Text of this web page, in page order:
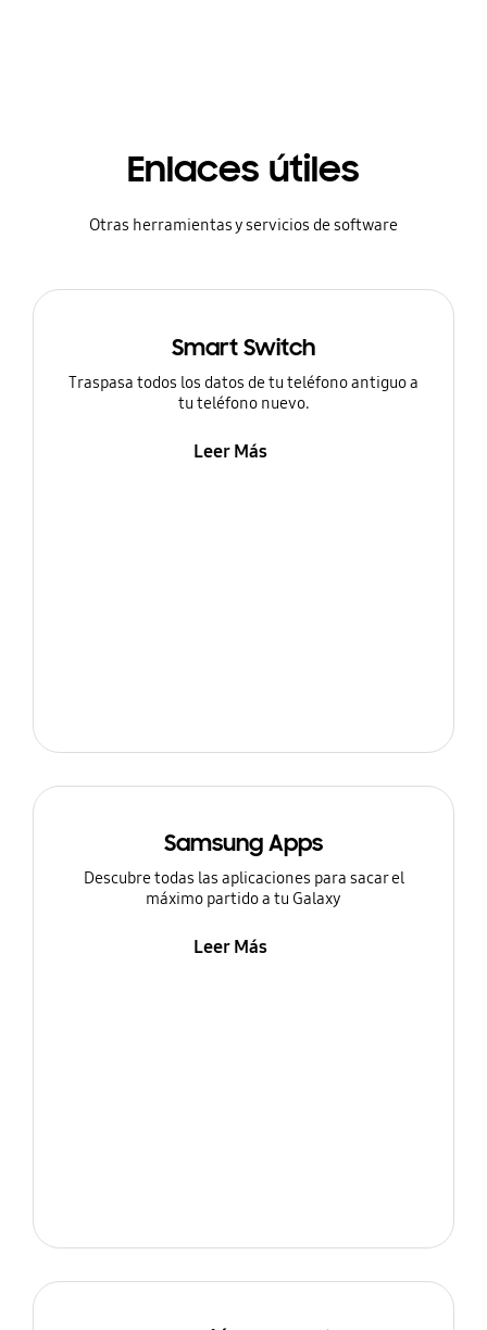
Enlaces útiles
Otras herramientas y servicios de software
Smart Switch
Traspasa todos los datos de tu teléfono antiguo a
tu teléfono nuevo.
Leer Más
Samsung Apps
Descubre todas las aplicaciones para sacar el
máximo partido a tu Galaxy
Leer Más